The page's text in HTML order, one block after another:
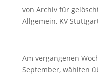
von Archiv für
Allgemein, KV
Am vergangenen
September, wählten